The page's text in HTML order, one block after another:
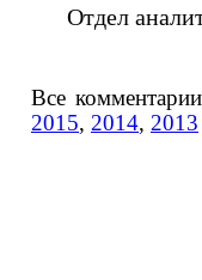
Отдел
Все
2015, 2014, 2013